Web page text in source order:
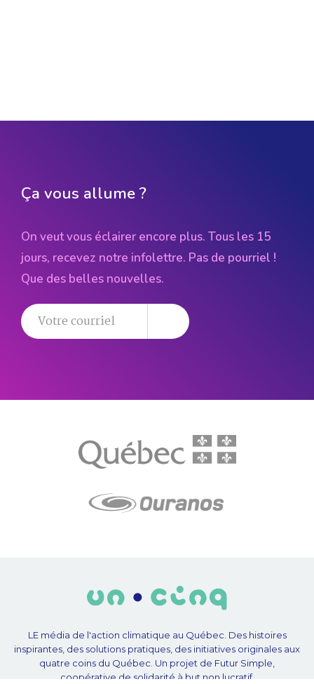
Ça vous allume ?
On veut vous éclairer encore plus. Tous les 15
jours, recevez notre infolettre. Pas de pourriel !
Que des belles nouvelles.
LE média de l'action climatique au Québec. Des histoires
inspirantes, des solutions pratiques, des initiatives originales aux
quatre coins du Québec. Un projet de Futur Simple,
coopérative de solidarité à but non lucratif.